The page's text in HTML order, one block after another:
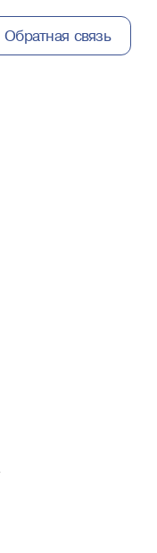
Обратная связь